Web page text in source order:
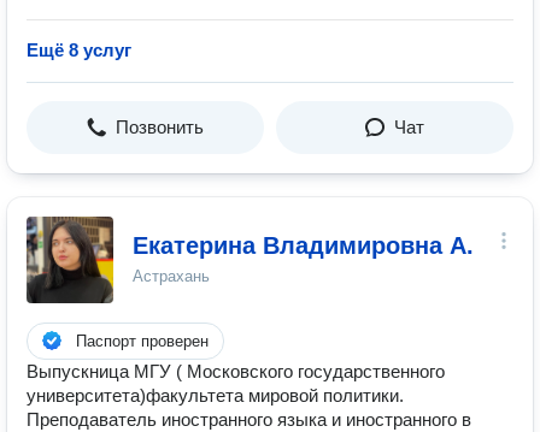
Ещё 8 услуг
Позвонить Чат
Екатерина Владимировна А.
Астрахань
Паспорт проверен
Выпускница МГУ ( Московского государственного
университета)факультета мировой политики.
Преподаватель иностранного языка и иностранного в